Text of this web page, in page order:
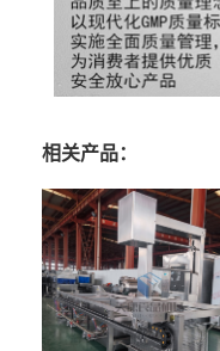
相关产品：